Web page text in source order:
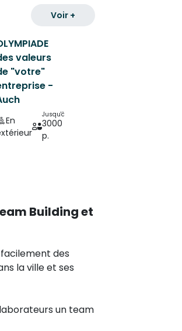
Voir +
valeurs
"votre"
-
En
Jusqu'à
3000
p.
Building et
des
la ville et ses
un team